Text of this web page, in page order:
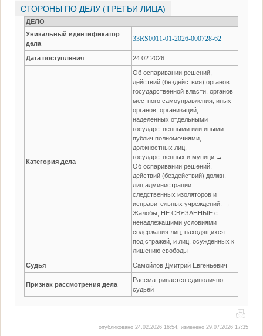
СТОРОНЫ ПО ДЕЛУ (ТРЕТЬИ ЛИЦА)
ДЕЛО
Уникальный идентификатор
дела
33RS0011-01-2026-000728-62
Дата поступления 24.02.2026
Категория дела
Об оспаривании решений,
действий (бездействия) органов
государственной власти, органов
местного самоуправления, иных
органов, организаций,
наделенных отдельными
государственными или иными
публич.полномочиями,
должностных лиц,
государственных и муници →
Об оспаривании решений,
действий (бездействий) должн.
лиц администрации
следственных изоляторов и
исправительных учреждений: →
Жалобы, НЕ СВЯЗАННЫЕ с
ненадлежащими условиями
содержания лиц, находящихся
под стражей, и лиц, осужденных к
лишению свободы
Судья Самойлов Дмитрий Евгеньевич
Признак рассмотрения дела
Рассматривается единолично
судьей
опубликовано 24.02.2026 16:54, изменено 29.07.2026 17:35